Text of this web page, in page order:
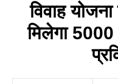
विवाह योजना
मिलेगा5000